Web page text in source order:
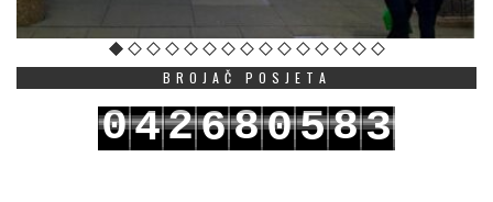
BROJAČ POSJETA
042680583